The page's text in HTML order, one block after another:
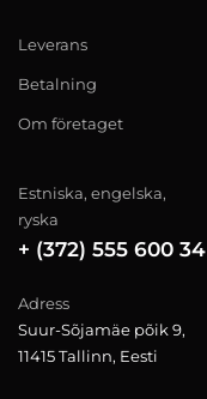
Leverans
Betalning
Om företaget
Estniska, engelska,
ryska
+ (372) 555 600 34
Adress
Suur-Sõjamäe põik 9,
11415 Tallinn, Eesti